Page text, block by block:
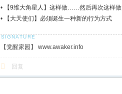
•
【9维大角星人】这样做……然后再次这样做
•
【大天使们】必须诞生一种新的行为方式
【觉醒家园】 www.awaker.info
回复